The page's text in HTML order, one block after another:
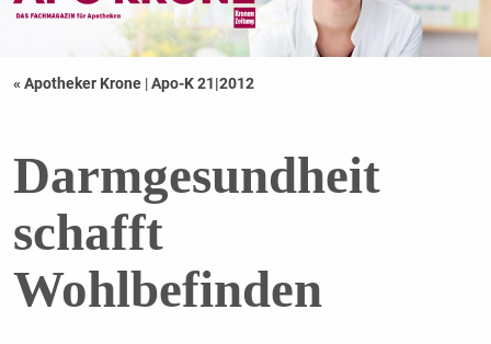
« Apotheker Krone |Apo-K 21|2012
Darmgesundheit
schafft
Wohlbefinden